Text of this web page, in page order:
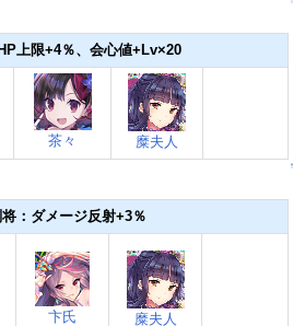
上限+4％、会心値+Lv×20
茶々 糜夫人
↑
：ダメージ反射+3％
卞氏 糜夫人